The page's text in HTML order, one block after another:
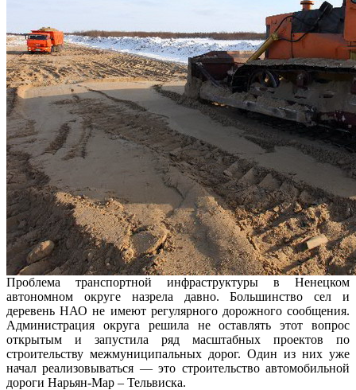
Проблема транспортной инфраструктуры в Ненецком
автономном округе назрела давно. Большинство сел и
деревень НАО не имеют регулярного дорожного сообщения.
Администрация округа решила не оставлять этот вопрос
открытым и запустила ряд масштабных проектов по
строительству межмуниципальных дорог. Один из них уже
начал реализовываться — это строительство автомобильной
дороги Нарьян-Мар – Тельвиска.